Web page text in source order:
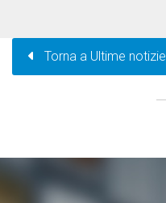
Torna a Ultime notizie